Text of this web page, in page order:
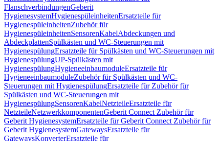
FlanschverbindungenGeberit
HygienesystemHygienespüleinheitenErsatzteile für
HygienespüleinheitenZubehör für
HygienespüleinheitenSensorenKabelAbdeckungen und
AbdeckplattenSpülkästen und WC-Steuerungen mit
HygienespülungErsatzteile für Spülkästen und WC-Steuerungen mit
HygienespülungUP-Spülkästen mit
HygienespülungHygieneeinbaumoduleErsatzteile für
HygieneeinbaumoduleZubehör für Spülkästen und WC-
Steuerungen mit HygienespülungErsatzteile für Zubehör für
Spülkästen und WC-Steuerungen mit
HygienespülungSensorenKabelNetzteileErsatzteile für
NetzteileNetzwerkkomponentenGeberit Connect Zubehör für
Geberit HygienesystemErsatzteile für Geberit Connect Zubehör für
Geberit HygienesystemGatewaysErsatzteile für
GatewaysKonverterErsatzteile für